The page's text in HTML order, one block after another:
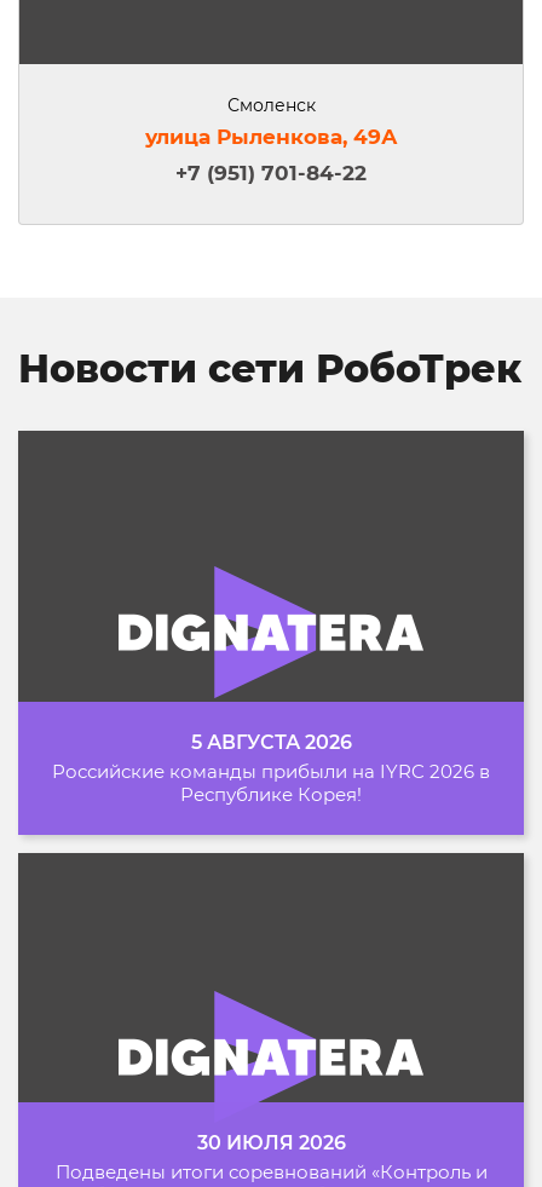
Смоленск
улица Рыленкова, 49А
+7 (951) 701-84-22
Новости сети РобоТрек
5 АВГУСТА 2026
Российские команды прибыли на IYRC 2026 в
Республике Корея!
30 ИЮЛЯ 2026
Подведены итоги соревнований «Контроль и